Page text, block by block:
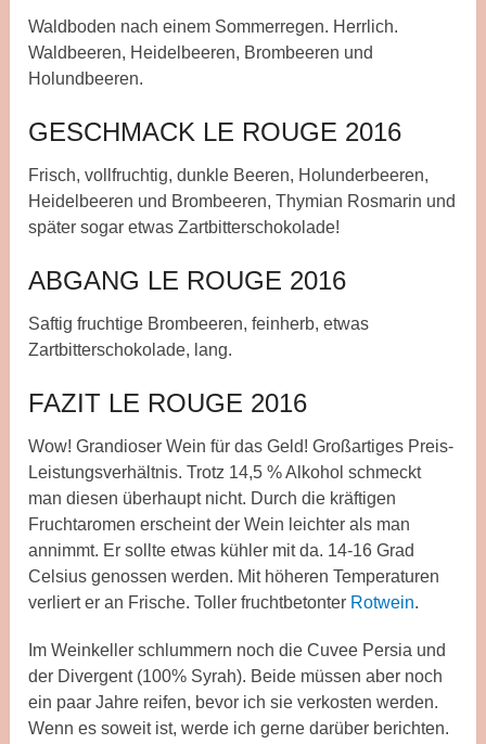
Waldboden nach einem Sommerregen. Herrlich.
Waldbeeren, Heidelbeeren, Brombeeren und
Holundbeeren.
GESCHMACK LE ROUGE 2016
Frisch, vollfruchtig, dunkle Beeren, Holunderbeeren,
Heidelbeeren und Brombeeren, Thymian Rosmarin und
später sogar etwas Zartbitterschokolade!
ABGANG LE ROUGE 2016
Saftig fruchtige Brombeeren, feinherb, etwas
Zartbitterschokolade, lang.
FAZIT LE ROUGE 2016
Wow! Grandioser Wein für das Geld! Großartiges Preis-
Leistungsverhältnis. Trotz 14,5 % Alkohol schmeckt
man diesen überhaupt nicht. Durch die kräftigen
Fruchtaromen erscheint der Wein leichter als man
annimmt. Er sollte etwas kühler mit da. 14-16 Grad
Celsius genossen werden. Mit höheren Temperaturen
verliert er an Frische. Toller fruchtbetonter Rotwein.
Im Weinkeller schlummern noch die Cuvee Persia und
der Divergent (100% Syrah). Beide müssen aber noch
ein paar Jahre reifen, bevor ich sie verkosten werden.
Wenn es soweit ist, werde ich gerne darüber berichten.